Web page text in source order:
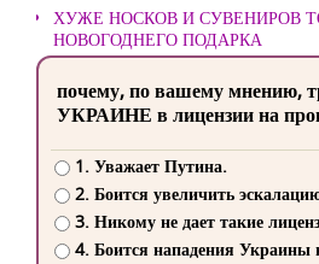
ХУЖЕ НОСКОВ И СУВЕНИРОВ
НОВОГОДНЕГО ПОДАРКА
почему, по вашему мнению,
УКРАИНЕ в лицензии на
1. Уважает Путина.
2. Боится увеличить
3. Никому не дает такие
4. Боится нападения